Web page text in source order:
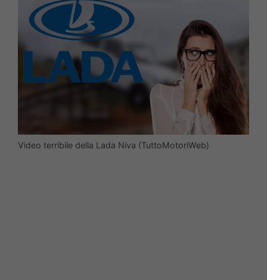
Video terribile della Lada Niva (TuttoMotoriWeb)